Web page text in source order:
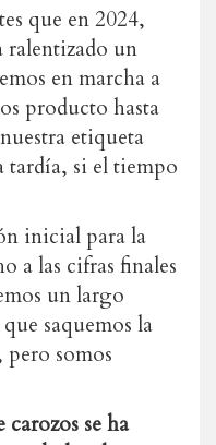
que en 2024,
ralentizado un
en marcha a
producto hasta
etiqueta
tardía, si el tiempo
inicial para la
a las cifras finales
un largo
saquemos la
somos
carozos se ha